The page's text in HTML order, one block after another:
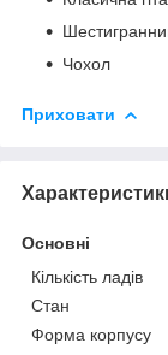
Чохол
Приховати
Основні
Кількість ладів
Стан
Форма корпусу